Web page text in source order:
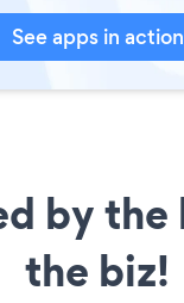
See apps in action
by the
the biz!